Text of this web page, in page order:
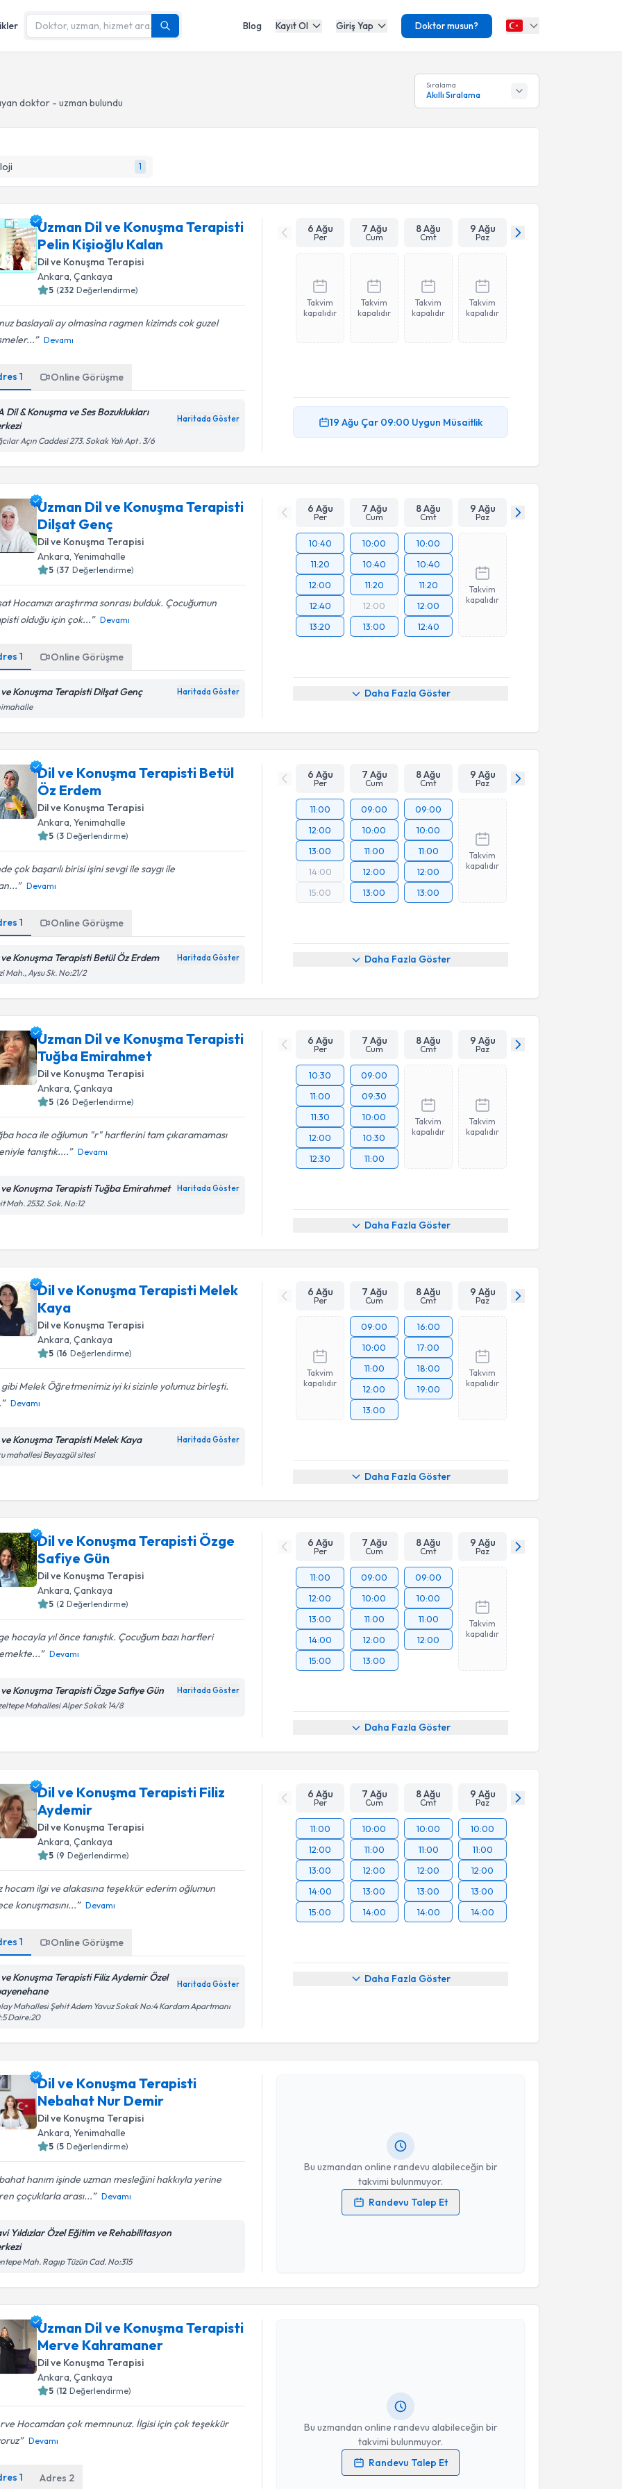
Blog Kayıt Ol Giriş Yap Doktor musun?
doktor - uzman bulundu
Sıralama
Akıllı Sıralama
1
Uzman Dil ve Konuşma Terapisti
Pelin Kişioğlu Kalan
Dil ve Konuşma Terapisi
Ankara, Çankaya
5 (232 Değerlendirme)
baslayali ay olmasina ragmen kizimds cok guzel
Devamı
1 Online Görüşme
Dil & Konuşma ve Ses Bozuklukları
Haritada Göster
Açın Caddesi 273. Sokak Yalı Apt . 3/6
6 Ağu
Per
7 Ağu
Cum
8 Ağu
Cmt
9 Ağu
Paz
Takvim
kapalıdır
Takvim
kapalıdır
Takvim
kapalıdır
Takvim
kapalıdır
19 Ağu Çar 09:00 Uygun Müsaitlik
Uzman Dil ve Konuşma Terapisti
Dilşat Genç
Dil ve Konuşma Terapisi
Ankara, Yenimahalle
5 (37 Değerlendirme)
Hocamızı araştırma sonrası bulduk. Çocuğumun
olduğu için çok...
Devamı
1 Online Görüşme
Konuşma Terapisti Dilşat Genç Haritada Göster
6 Ağu
Per
7 Ağu
Cum
8 Ağu
Cmt
9 Ağu
Paz
10:40
11:20
12:00
12:40
13:20
10:00
10:40
11:20
12:00
13:00
10:00
10:40
11:20
12:00
12:40
Takvim
kapalıdır
Daha Fazla Göster
Dil ve Konuşma Terapisti Betül
Öz Erdem
Dil ve Konuşma Terapisi
Ankara, Yenimahalle
5 (3 Değerlendirme)
çok başarılı birisi işini sevgi ile saygı ile
Devamı
1 Online Görüşme
Konuşma Terapisti Betül Öz Erdem Haritada Göster
Mah., Aysu Sk. No:21/2
6 Ağu
Per
7 Ağu
Cum
8 Ağu
Cmt
9 Ağu
Paz
11:00
12:00
13:00
14:00
15:00
09:00
10:00
11:00
12:00
13:00
09:00
10:00
11:00
12:00
13:00
Takvim
kapalıdır
Daha Fazla Göster
Uzman Dil ve Konuşma Terapisti
Tuğba Emirahmet
Dil ve Konuşma Terapisi
Ankara, Çankaya
5 (26 Değerlendirme)
hoca ile oğlumun "r" harflerini tam çıkaramaması
tanıştık....
Devamı
Konuşma Terapisti Tuğba Emirahmet Haritada Göster
Mah. 2532. Sok. No:12
6 Ağu
Per
7 Ağu
Cum
8 Ağu
Cmt
9 Ağu
Paz
10:30
11:00
11:30
12:00
12:30
09:00
09:30
10:00
10:30
11:00
Takvim
kapalıdır
Takvim
kapalıdır
Daha Fazla Göster
Dil ve Konuşma Terapisti Melek
Kaya
Dil ve Konuşma Terapisi
Ankara , Çankaya
5 (16 Değerlendirme)
gibi Melek Öğretmenimiz iyi ki sizinle yolumuz birleşti.
Devamı
Konuşma Terapisti Melek Kaya Haritada Göster
mahallesi Beyazgül sitesi
6 Ağu
Per
7 Ağu
Cum
8 Ağu
Cmt
9 Ağu
Paz
Takvim
kapalıdır
09:00
10:00
11:00
12:00
13:00
16:00
17:00
18:00
19:00
Takvim
kapalıdır
Daha Fazla Göster
Dil ve Konuşma Terapisti Özge
Safiye Gün
Dil ve Konuşma Terapisi
Ankara, Çankaya
5 (2 Değerlendirme)
hocayla yıl önce tanıştık. Çocuğum bazı harfleri
Devamı
Konuşma Terapisti Özge Safiye Gün Haritada Göster
Mahallesi Alper Sokak 14/8
6 Ağu
Per
7 Ağu
Cum
8 Ağu
Cmt
9 Ağu
Paz
11:00
12:00
13:00
14:00
15:00
09:00
10:00
11:00
12:00
13:00
09:00
10:00
11:00
12:00
Takvim
kapalıdır
Daha Fazla Göster
Dil ve Konuşma Terapisti Filiz
Aydemir
Dil ve Konuşma Terapisi
Ankara , Çankaya
5 (9 Değerlendirme)
hocam ilgi ve alakasına teşekkür ederim oğlumun
konuşmasını...
Devamı
1 Online Görüşme
Konuşma Terapisti Filiz Aydemir Özel
Haritada Göster
Mahallesi Şehit Adem Yavuz Sokak No:4 Kardam Apartmanı
Daire:20
6 Ağu
Per
7 Ağu
Cum
8 Ağu
Cmt
9 Ağu
Paz
11:00
12:00
13:00
14:00
15:00
10:00
11:00
12:00
13:00
14:00
10:00
11:00
12:00
13:00
14:00
10:00
11:00
12:00
13:00
14:00
Daha Fazla Göster
Dil ve Konuşma Terapisti
Nebahat Nur Demir
Dil ve Konuşma Terapisi
Ankara , Yenimahalle
5 (5 Değerlendirme)
hanım işinde uzman mesleğini hakkıyla yerine
çoçuklarla arası...
Devamı
Yıldızlar Özel Eğitim ve Rehabilitasyon
Mah. Ragıp Tüzün Cad. No:315
Bu uzmandan online randevu alabileceğin bir
takvimi bulunmuyor.
Randevu Talep Et
Randevu Takvimi Talebi
Kişisel verilerimin işlenmesine ilişkinAydınlatma Metni
Takvim Talebini Gönder
Uzman Dil ve Konuşma Terapisti
Merve Kahramaner
Dil ve Konuşma Terapisi
Ankara , Çankaya
5 (12 Değerlendirme)
Hocamdan çok memnunuz. İlgisi için çok teşekkür
Devamı
1 Adres 2
Bu uzmandan online randevu alabileceğin bir
takvimi bulunmuyor.
Randevu Talep Et